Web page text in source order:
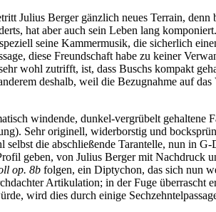
Julius Berger gänzlich neues Terrain,
hat aber auch sein Leben lang
seine Kammermusik, die sicherlich
diese Freundschaft habe zu keiner
wohl zutrifft, ist, dass Buschs kompakt
deshalb, weil die Bezugnahme auf
windende, dunkel-vergrübelt
Sehr originell, widerborstig und
die abschließende Tarantelle, nun in
geben, von Julius Berger mit Nachdruck
op. 8b folgen, ein Diptychon, das sich nun
Artikulation; in der Fuge
wird dies durch einige